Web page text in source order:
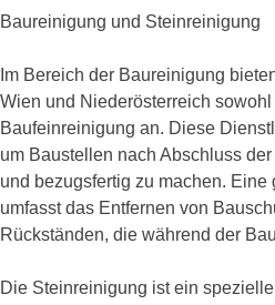
Baureinigung und Steinreinigung
Im Bereich der Baureinigung
Wien und Niederösterreich
Baufeinreinigung an. Diese
um Baustellen nach Abschluss
und bezugsfertig zu machen.
umfasst das Entfernen von
Rückständen, die während der
Die Steinreinigung ist ein